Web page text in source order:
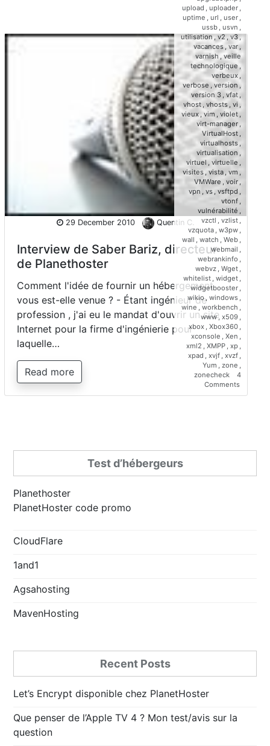
29 December 2010 Quentin C.
Interview de Saber Bariz, directeur
de Planethoster
Comment l'idée de fournir un hébergement
vous est-elle venue ? - Étant ingénieur de
profession , j'ai eu le mandat d'ouvrir un site
Internet pour la firme d'ingénierie pour
laquelle…
Read more
upload , uploader ,
uptime , url , user ,
ussb , usvn ,
utilisation,v2,v3,
vacances , var,
varnish , veille
technologique ,
verbeux ,
verbose ,version,
version 3 ,vfat ,
vhost , vhosts , vi ,
vieux , vim , violet,
virt-manager ,
VirtualHost ,
virtualhosts ,
virtualisation ,
virtuel, virtuelle ,
visites , vista , vm ,
VMWare , voir ,
vpn , vs , vsftpd ,
vtonf ,
vulnérabilité ,
vzctl , vzlist ,
vzquota , w3pw ,
wall , watch , Web ,
webmail ,
webrankinfo ,
webvz , Wget ,
whitelist , widget ,
widgetbooster ,
wikio, windows ,
wine , workbench ,
www, x509 ,
xbox , Xbox360 ,
xconsole , Xen ,
xml2 , XMPP , xp ,
xpad , xvjf , xvzf ,
Yum , zone ,
zonecheck
4
Commentson
Interview
Test d’hébergeurs
Planethoster
PlanetHoster code promo
CloudFlare
1and1
Agsahosting
MavenHosting
Recent Posts
Let’s Encrypt disponible chez PlanetHoster
Que penser de l’Apple TV 4 ? Mon test/avis sur la
question